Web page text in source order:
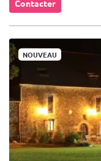
Contacter
NOUVEAU